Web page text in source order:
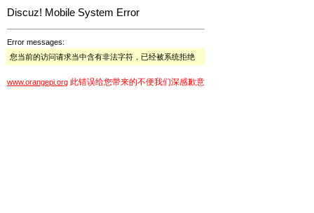
Discuz! Mobile System Error
Error messages:
您当前的访问请求当中含有非法字符，已经被系统拒绝
www.orangepi.org 此错误给您带来的不便我们深感歉意